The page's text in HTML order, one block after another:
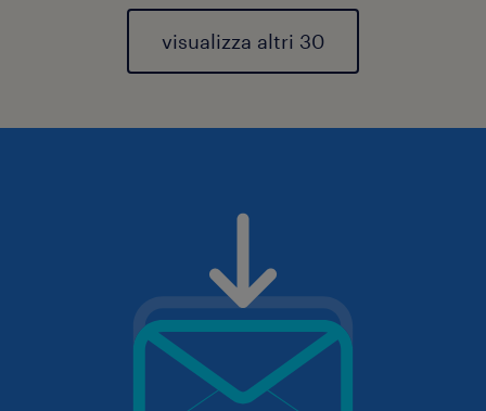
visualizza altri 30